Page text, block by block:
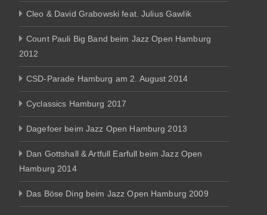
Cleo & David Grabowski feat. Julius Gawlik
Count Pauli Big Band beim Jazz Open Hamburg
2012
CSD-Parade Hamburg am 2. August 2014
Cyclassics Hamburg 2017
Dagefoer beim Jazz Open Hamburg 2013
Dan Gottshall & Artfull Earfull beim Jazz Open
Hamburg 2014
Das Böse Ding beim Jazz Open Hamburg 2009